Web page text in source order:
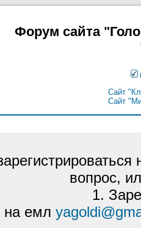
Форум сайта
Сайт
Сайт
вопрос,
1.
на емл